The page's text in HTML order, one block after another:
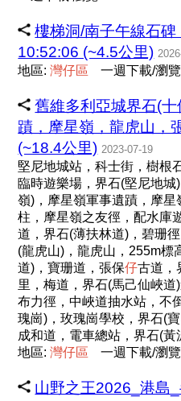
樓梯洞/南子午線石
10:52:06 (~4.5公里)
地區:灣仔區 一週下載/瀏
舊維多利亞城界石(
蹟，摩星嶺，龍虎山，
(~18.4公里) 2023-07-19
堅尼地城站，科士街，樹根
臨時遊樂場，界石(堅尼地城
嶺)，摩星嶺軍事遺蹟，摩
柱，摩星嶺之友徑，配水庫
道，界石(薄扶林道)，碧珊
(龍虎山)，龍虎山，255m標
道)，寶珊道，張保仔古道，
里，梅道，界石(馬己仙峽道
布力徑，中峽道抽水站，不
瑰崗)，玫瑰崗學校，界石(
成和道，電車總站，界石(
地區:灣仔區 一週下載/瀏
山野之王2026_港島